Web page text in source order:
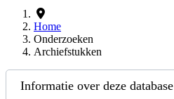
Home
Onderzoeken
Archiefstukken
Informatie over deze database